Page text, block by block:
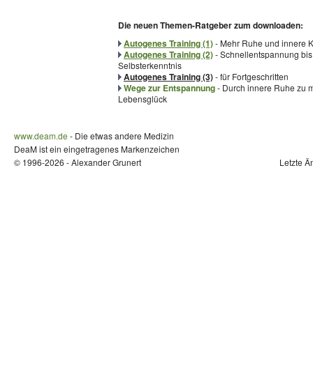
Die neuen Themen-Ratgeber zum downloaden:
Autogenes Training (1)- Mehr Ruhe und innere
Autogenes Training (2)- Schnellentspannung bis
Selbsterkenntnis
Autogenes Training (3)- für Fortgeschritten
Wege zur Entspannung- Durch innere Ruhe zu
Lebensglück
www.deam.de - Die etwas andere Medizin
DeaM ist ein eingetragenes Markenzeichen
© 1996-2026 - Alexander Grunert
Letzte